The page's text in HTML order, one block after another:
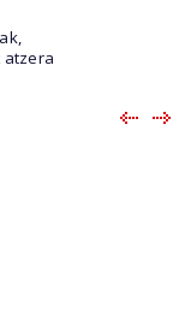
atzera